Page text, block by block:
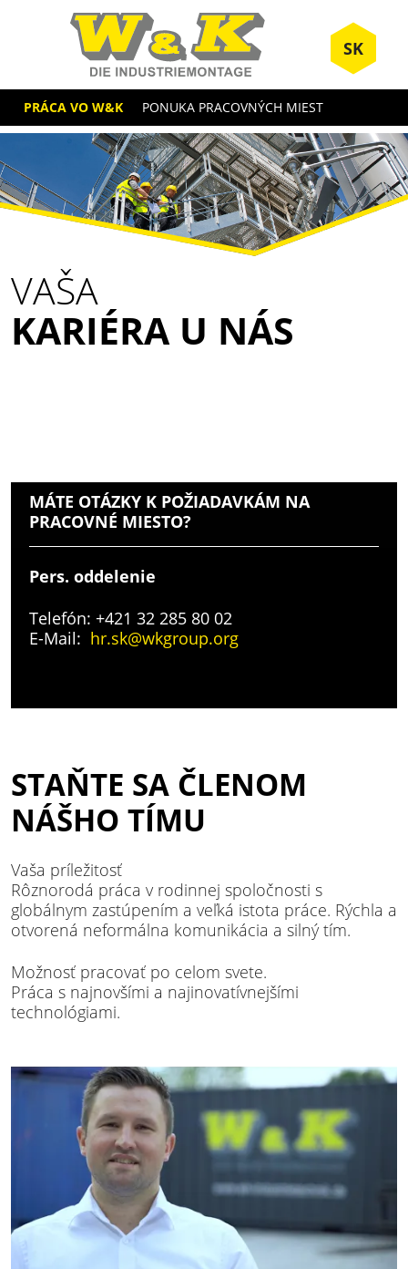
SK
PRÁCA VO W&K PONUKA PRACOVNÝCH MIEST
VAŠA
KARIÉRA U NÁS
STAŇTE SA ČLENOM
NÁŠHO TÍMU
Vaša príležitosť
Rôznorodá práca v rodinnej spoločnosti s
globálnym zastúpením a veľká istota práce. Rýchla a
otvorená neformálna komunikácia a silný tím.
Možnosť pracovať po celom svete.
Práca s najnovšími a najinovatívnejšími
technológiami.
MÁTE OTÁZKY K POŽIADAVKÁM NA
PRACOVNÉ MIESTO?
Pers. oddelenie
Telefón: +421 32 285 80 02
E-Mail: hr.sk@wkgroup.org